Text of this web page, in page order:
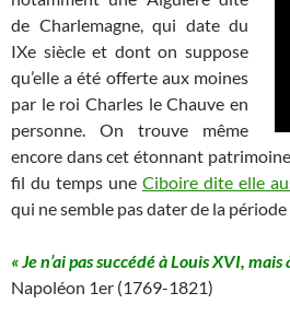
de Charlemagne, qui date du
IXe siècle et dont on suppose
qu’elle a été offerte aux moines
par le roi Charles le Chauve en
personne. On trouve même
encore dans cet étonnant
fil du temps une Ciboire dite elle
qui ne semble pas dater de la
« Je n’ai pas succédé à LouisXVI, mais
Napoléon 1er (1769-1821)